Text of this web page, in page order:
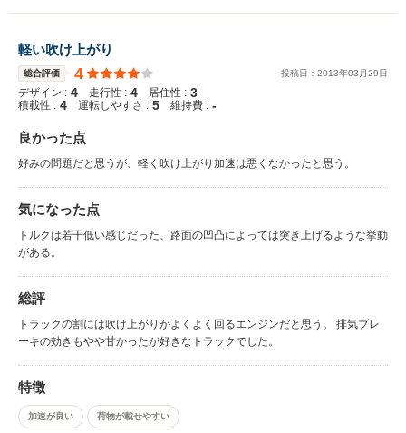
軽い吹け上がり
総合評価 4 投稿日： 2013年03 月29日
デザイン : 4 走行性 : 4 居住性 : 3
積載性 : 4 運転しやすさ : 5 維持費 : -
良かった点
好みの問題だと思うが、軽く吹け上がり加速は悪くなかったと思う。
気になった点
トルクは若干低い感じだった、路面の凹凸によっては突き上げるような挙動
がある。
総評
トラックの割には吹け上がりがよくよく回るエンジンだと思う。 排気ブレ
ーキの効きもやや甘かったが好きなトラックでした。
特徴
加速が良い 荷物が載せやすい